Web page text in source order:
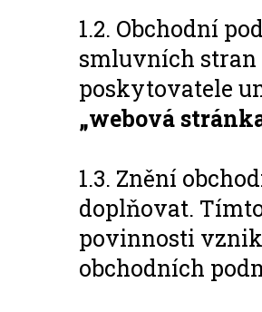
1.2. Obchodní
smluvních
poskytovatele
„webová
1.3. Znění
doplňovat.
povinnosti
obchodních